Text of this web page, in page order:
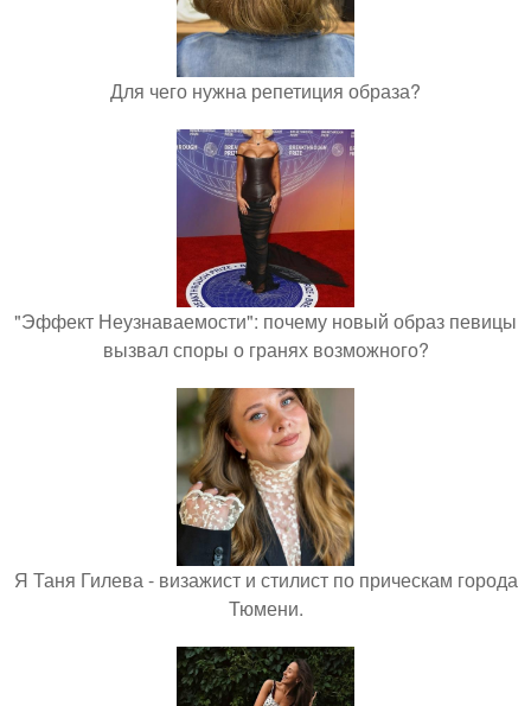
Для чего нужна репетиция образа?
"Эффект Неузнаваемости": почему новый образ певицы
вызвал споры о гранях возможного?
Я Таня Гилева - визажист и стилист по прическам города
Тюмени.